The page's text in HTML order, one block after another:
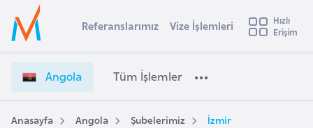
Ülke Seçimi
Başvuru yapmak istediğiniz ülkeyi seçin
Üye
Girişi
n
o
l
a
e
Referanslarımız Vize İşlemleri
Hızlı
Erişim
Angola Tüm İşlemler
Anasayfa Angola Şubelerimiz İzmir
s
t
r
a